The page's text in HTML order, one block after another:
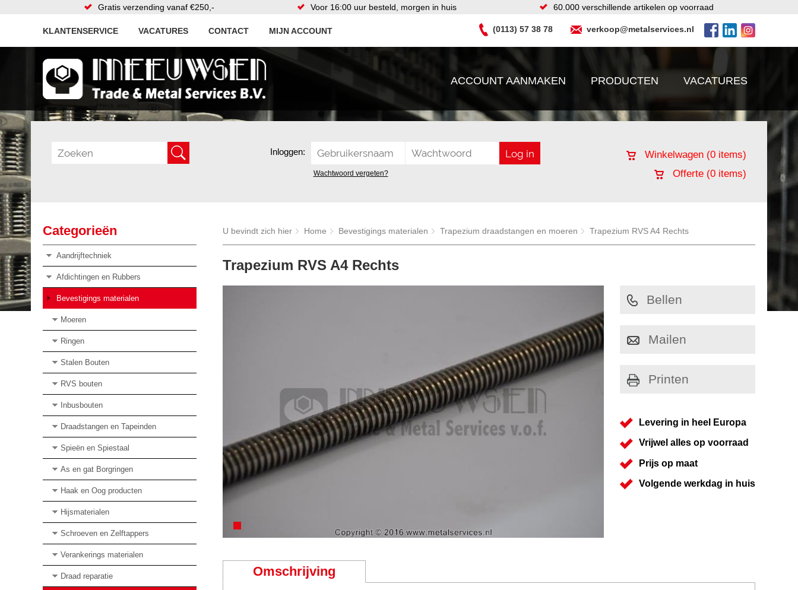
Gratis verzending vanaf €250,- Voor 16:00 uur besteld, morgen in huis 60.000 verschillende artikelen op voorraad
KLANTENSERVICE VACATURES CONTACT MIJN ACCOUNT (0113) 57 38 78 verkoop@metalservices.nl
ACCOUNT AANMAKEN PRODUCTEN VACATURES
Inloggen:
Wachtwoord vergeten?
Winkelwagen (0 items)
Offerte (0 items)
Categorieën
Aandrijftechniek
Afdichtingen en Rubbers
Bevestigings materialen
Moeren
Ringen
Stalen Bouten
RVS bouten
Inbusbouten
Draadstangen en Tapeinden
Spieën en Spiestaal
As en gat Borgringen
Haak en Oog producten
Hijsmaterialen
Schroeven en Zelftappers
Verankerings materialen
Draad reparatie
U bevindt zich hier Home Bevestigings materialen Trapezium draadstangen en moeren Trapezium RVS A4 Rechts
Trapezium RVS A4 Rechts
Bellen
Mailen
Printen
Levering in heel Europa
Vrijwel alles op voorraad
Prijs op maat
Volgende werkdag in huis
Omschrijving